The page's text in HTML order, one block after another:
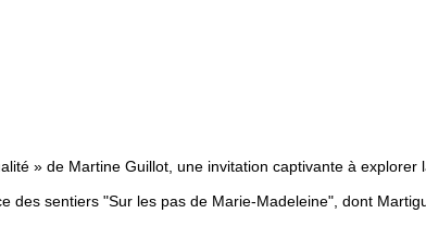
» de Martine Guillot, une invitation captivante à explorer
des sentiers "Sur les pas de Marie-Madeleine", dont